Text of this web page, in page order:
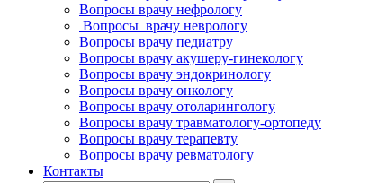
Вопросы врачу нефрологу
Вопросы врачу неврологу
Вопросы врачу педиатру
Вопросы врачу акушеру-гинекологу
Вопросы врачу эндокринологу
Вопросы врачу онкологу
Вопросы врачу отоларингологу
Вопросы врачу травматологу-ортопеду
Вопросы врачу терапевту
Вопросы врачу ревматологу
Контакты